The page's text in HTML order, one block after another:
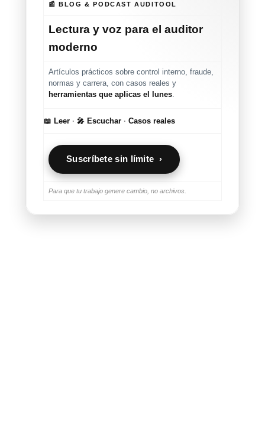
📰 BLOG & PODCAST AUDITOOL
Lectura y voz para el auditor
moderno
Artículos prácticos sobre control interno, fraude,
normas y carrera, con casos reales y
herramientas que aplicas el lunes.
📖 Leer · 🎤 Escuchar · Casos reales
Suscríbete sin límite ›
Para que tu trabajo genere cambio, no archivos.